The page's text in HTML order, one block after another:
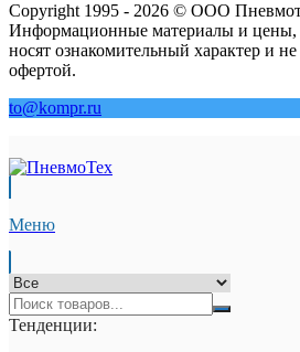
Copyright 1995 - 2026 © ООО
Информационные материалы и цены,
носят ознакомительный характер и
офертой.
to@kompr.ru
Меню
Тенденции: